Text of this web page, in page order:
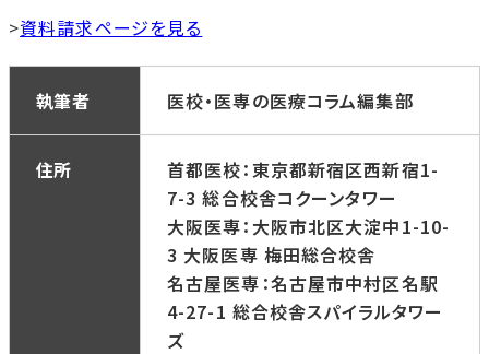
>資料請求ページを見る
執筆者 医校・医専の医療コラム編集部
住所
首都医校：東京都新宿区西新宿1-
7-3 総合校舎コクーンタワー
大阪医専：大阪市北区大淀中1-10-
3 大阪医専 梅田総合校舎
名古屋医専：名古屋市中村区名駅
4-27-1 総合校舎スパイラルタワー
ズ